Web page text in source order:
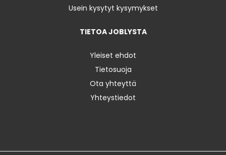
Usein kysytyt kysymykset
TIETOA JOBLYSTA
Yleiset ehdot
Tietosuoja
Ota yhteyttä
Yhteystiedot